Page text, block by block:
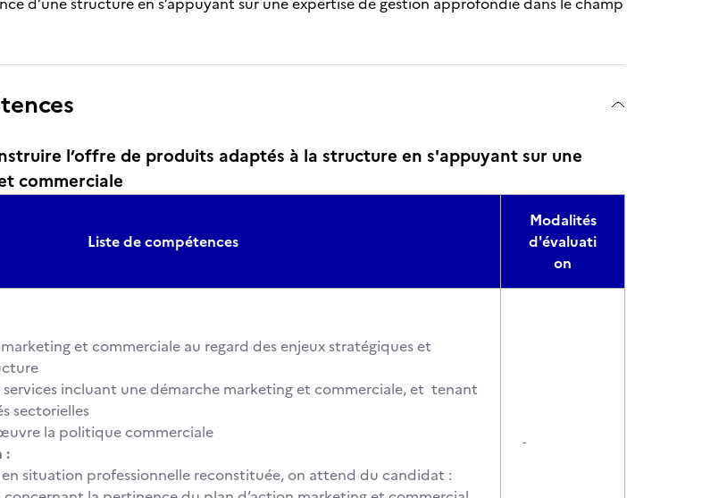
l’offre de produits adaptés à la structure en s'appuyant sur une
commerciale
Liste de compétences
Modalités
d'évaluati
on
et commerciale au regard des enjeux stratégiques et
incluant une démarche marketing et commerciale, et tenant
sectorielles
la politique commerciale
:
en situation professionnelle reconstituée, on attend du candidat :
-